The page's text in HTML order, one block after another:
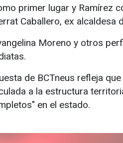
primer lugar y Ramírez
Caballero, ex alcaldesa
Moreno y otros
de BCTneus refleja
a la estructura
en el estado.